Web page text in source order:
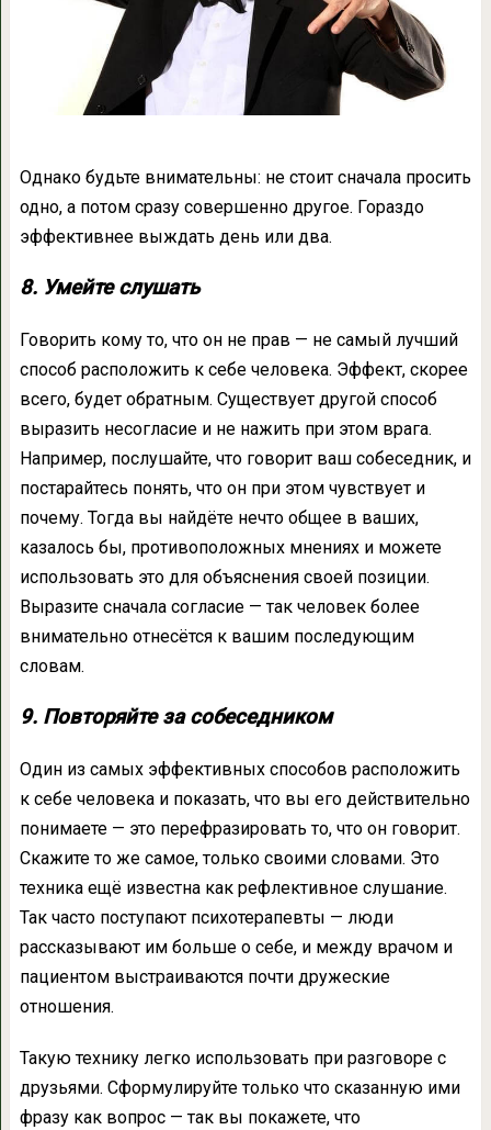
Однако будьте внимательны: не стоит сначала просить
одно, а потом сразу совершенно другое. Гораздо
эффективнее выждать день или два.
8. Умейте слушать
Говорить кому то, что он не прав — не самый лучший
способ расположить к себе человека. Эффект, скорее
всего, будет обратным. Существует другой способ
выразить несогласие и не нажить при этом врага.
Например, послушайте, что говорит ваш собеседник, и
постарайтесь понять, что он при этом чувствует и
почему. Тогда вы найдёте нечто общее в ваших,
казалось бы, противоположных мнениях и можете
использовать это для объяснения своей позиции.
Выразите сначала согласие — так человек более
внимательно отнесётся к вашим последующим
словам.
9. Повторяйте за собеседником
Один из самых эффективных способов расположить
к себе человека и показать, что вы его действительно
понимаете — это перефразировать то, что он говорит.
Скажите то же самое, только своими словами. Это
техника ещё известна как рефлективное слушание.
Так часто поступают психотерапевты — люди
рассказывают им больше о себе, и между врачом и
пациентом выстраиваются почти дружеские
отношения.
Такую технику легко использовать при разговоре с
друзьями. Сформулируйте только что сказанную ими
фразу как вопрос — так вы покажете, что